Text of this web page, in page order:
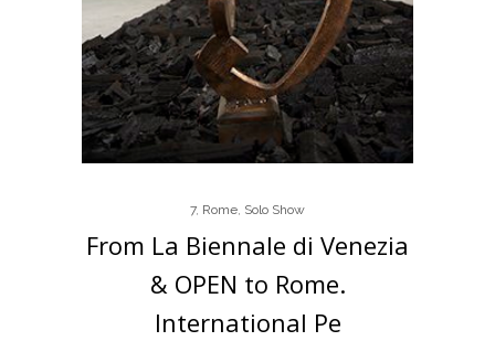
7, Rome, Solo Show
From La Biennale di Venezia
& OPEN to Rome.
International Pe